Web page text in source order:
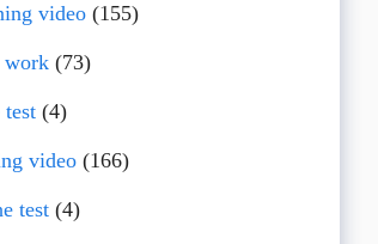
video(155)
work(73)
test(4)
video(166)
test(4)